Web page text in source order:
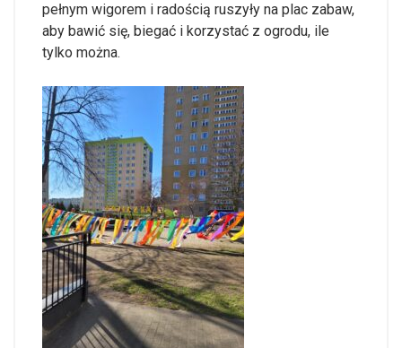
pełnym wigorem i radością ruszyły na plac zabaw,
aby bawić się, biegać i korzystać z ogrodu, ile
tylko można.